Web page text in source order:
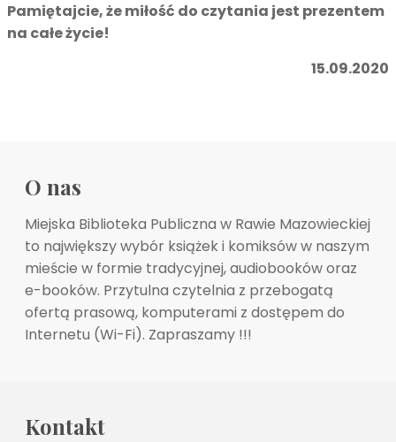
Pamiętajcie, że miłość do czytania jest prezentem
na całe życie!
15.09.2020
O nas
Miejska Biblioteka Publiczna w Rawie Mazowieckiej
to największy wybór książek i komiksów w naszym
mieście w formie tradycyjnej, audiobooków oraz
e-booków. Przytulna czytelnia z przebogatą
ofertą prasową, komputerami z dostępem do
Internetu (Wi-Fi). Zapraszamy !!!
Kontakt